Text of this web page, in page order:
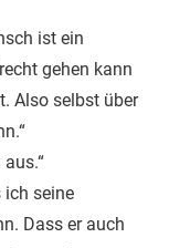
ist ein
gehen kann
Also selbst über
ich seine
Dass er auch